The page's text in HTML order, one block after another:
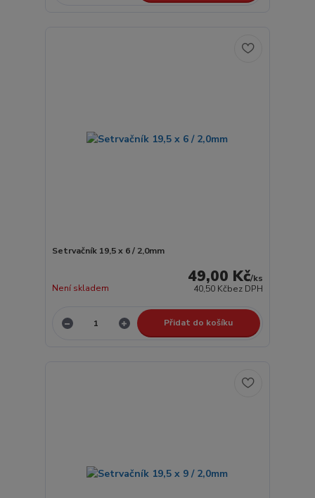
Setrvačník 19,5 x 6 / 2,0mm
49,00 Kč/ks
40,50 Kčbez DPH
Není skladem
Přidat do košíku